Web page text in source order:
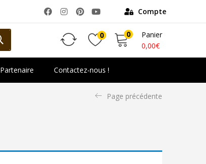
Compte
0 0
Panier
0,00€
Partenaire Contactez-nous !
Page précédente